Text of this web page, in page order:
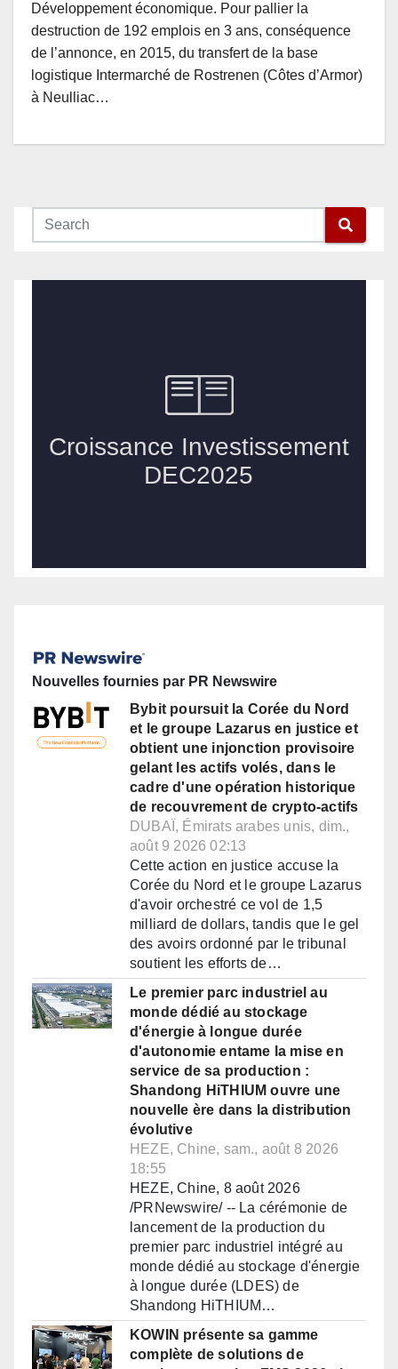
Développement économique. Pour pallier la
destruction de 192 emplois en 3 ans, conséquence
de l’annonce, en 2015, du transfert de la base
logistique Intermarché de Rostrenen (Côtes d’Armor)
à Neulliac…
Nouvelles fournies par PR Newswire
Bybit poursuit la Corée du Nord
et le groupe Lazarus en justice et
obtient une injonction provisoire
gelant les actifs volés, dans le
cadre d'une opération historique
de recouvrement de crypto-actifs
DUBAÏ, Émirats arabes unis, dim.,
août 9 2026 02:13
Cette action en justice accuse la
Corée du Nord et le groupe Lazarus
d'avoir orchestré ce vol de 1,5
milliard de dollars, tandis que le gel
des avoirs ordonné par le tribunal
soutient les efforts de…
Le premier parc industriel au
monde dédié au stockage
d'énergie à longue durée
d'autonomie entame la mise en
service de sa production :
Shandong HiTHIUM ouvre une
nouvelle ère dans la distribution
évolutive
HEZE, Chine, sam., août 8 2026
18:55
HEZE, Chine, 8 août 2026
/PRNewswire/ -- La cérémonie de
lancement de la production du
premier parc industriel intégré au
monde dédié au stockage d'énergie
à longue durée (LDES) de
Shandong HiTHIUM…
KOWIN présente sa gamme
complète de solutions de